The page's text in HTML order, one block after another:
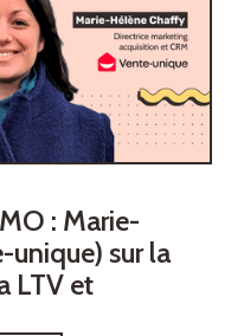
: Marie-
unique) sur la
LTV et